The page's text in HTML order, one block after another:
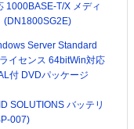
1000BASE-T/X メディ
(DN1800SG2E)
Server Standard
イセンス 64bitWin対応
付 DVDパッケージ
SOLUTIONS バッテリ
007)